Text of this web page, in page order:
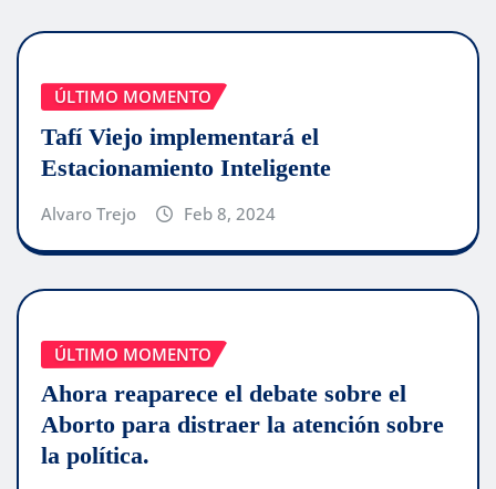
ÚLTIMO MOMENTO
Tafí Viejo implementará el
Estacionamiento Inteligente
Alvaro Trejo Feb 8, 2024
ÚLTIMO MOMENTO
Ahora reaparece el debate sobre el
Aborto para distraer la atención sobre
la política.